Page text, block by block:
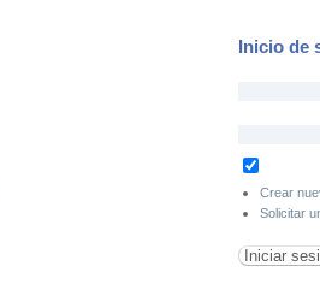
Inicio de
Crear
Solicitar